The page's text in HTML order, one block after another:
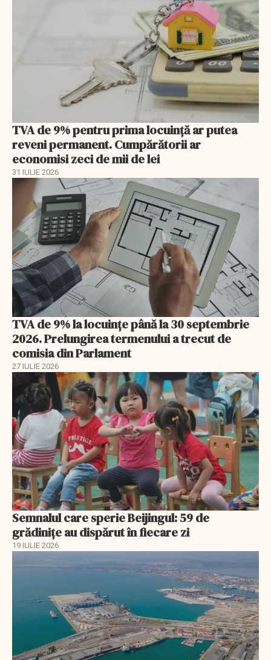
TVA de 9% pentru prima locuință ar putea
reveni permanent. Cumpărătorii ar
economisi zeci de mii de lei
31 IULIE 2026
TVA de 9% la locuințe până la 30 septembrie
2026. Prelungirea termenului a trecut de
comisia din Parlament
27 IULIE 2026
Semnalul care sperie Beijingul: 59 de
grădinițe au dispărut în fiecare zi
19 IULIE 2026